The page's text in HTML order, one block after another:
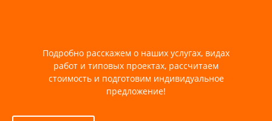
Подробно расскажем о наших услугах, видах
работ и типовых проектах, рассчитаем
стоимость и подготовим индивидуальное
предложение!